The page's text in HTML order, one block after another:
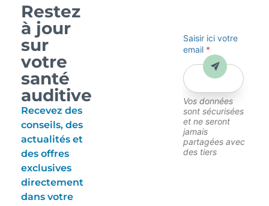
Restez
à jour
sur
votre
santé
auditive
Recevez des
conseils, des
actualités et
des offres
exclusives
directement
dans votre
Saisir ici votre
email *
Vos données
sont sécurisées
et ne seront
jamais
partagées avec
des tiers
Envoyer